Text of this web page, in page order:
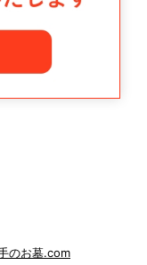
のお墓.com